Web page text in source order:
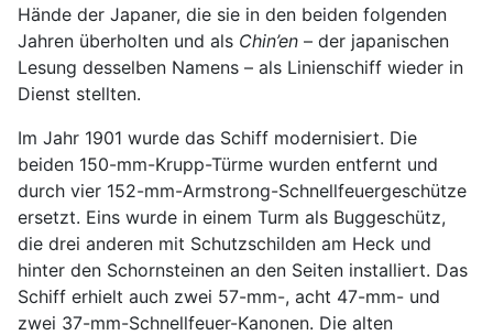
Hände der Japaner, die sie in den beiden folgenden
Jahren überholten und als Chin’en – der japanischen
Lesung desselben Namens – als Linienschiff wieder in
Dienst stellten.
Im Jahr 1901 wurde das Schiff modernisiert. Die
beiden 150-mm-Krupp-Türme wurden entfernt und
durch vier 152-mm-Armstrong-Schnellfeuergeschütze
ersetzt. Eins wurde in einem Turm als Buggeschütz,
die drei anderen mit Schutzschilden am Heck und
hinter den Schornsteinen an den Seiten installiert. Das
Schiff erhielt auch zwei 57-mm-, acht 47-mm- und
zwei 37-mm-Schnellfeuer-Kanonen. Die alten